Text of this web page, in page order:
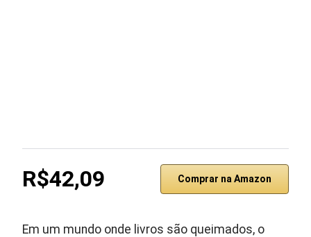
R$42,09 Comprar na Amazon
Em um mundo onde livros são queimados, o